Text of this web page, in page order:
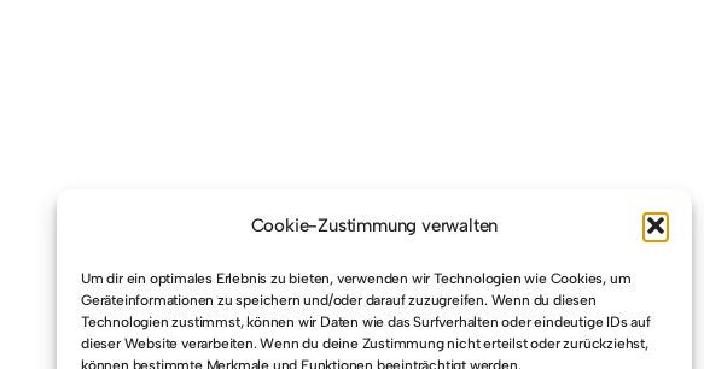
Cookie-Zustimmung verwalten
Um dir ein optimales Erlebnis zu bieten, verwenden wir Technologien wie Cookies, um
Geräteinformationen zu speichern und/oder darauf zuzugreifen. Wenn du diesen
Technologien zustimmst, können wir Daten wie das Surfverhalten oder eindeutige IDs auf
dieser Website verarbeiten. Wenn du deine Zustimmung nicht erteilst oder zurückziehst,
können bestimmte Merkmale und Funktionen beeinträchtigt werden.